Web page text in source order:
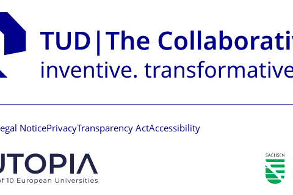
NoticePrivacy Transparency ActAccessibility